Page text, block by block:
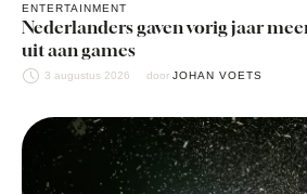
ENTERTAINMENT
Nederlanders gaven vorig jaar
uit aan games
3 augustus 2026 door JOHAN VOETS